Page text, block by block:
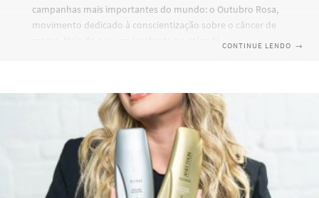
campanhas mais importantes do mundo: o Outubro Rosa,
movimento dedicado à conscientização sobre o câncer de
mama. Mais do que um lembrete no calendário, a
o mundo, mas quando detectado cedo, as chances de cura
aumentam significativamente. Por isso, falar sobre
prevenção é
CONTINUE LENDO →